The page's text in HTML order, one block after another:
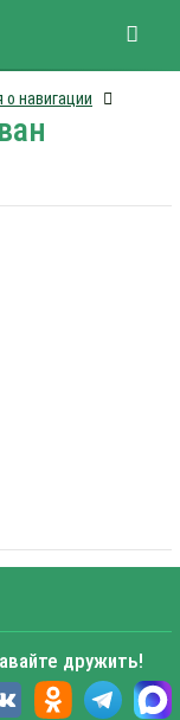
навигации
дружить!